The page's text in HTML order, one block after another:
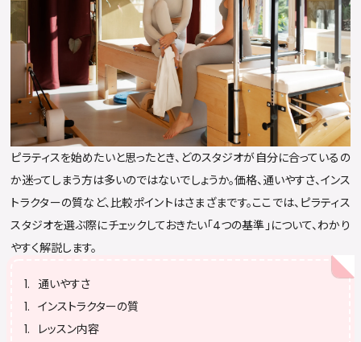
ピラティスを始めたいと思ったとき、どのスタジオが自分に合っているの
か迷ってしまう方は多いのではないでしょうか。価格、通いやすさ、インス
トラクターの質など、比較ポイントはさまざまです。ここでは、ピラティス
スタジオを選ぶ際にチェックしておきたい「4つの基準」について、わかり
やすく解説します。
通いやすさ
インストラクターの質
レッスン内容